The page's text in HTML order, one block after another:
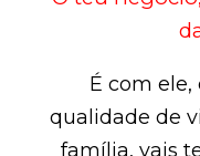
É com
qualidade de
família, vais